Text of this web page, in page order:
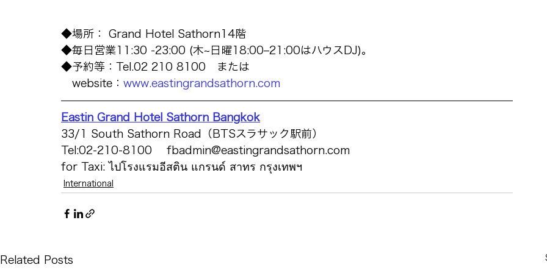
◆場所： Grand Hotel Sathorn14階
◆毎日営業11:30 -23:00 (木~日曜18:00–21:00はハウスDJ)。
◆予約等：Tel.02 210 8100　または
website： www.eastingrandsathorn.com
Eastin Grand Hotel Sathorn Bangkok
33/1 South Sathorn Road（BTSスラサック駅前）
Tel:02-210-8100 　fbadmin@eastingrandsathorn.com
for Taxi: ไปโรงแรมอีสติน แกรนด์ สาทร กรุงเทพฯ
International
Related Posts